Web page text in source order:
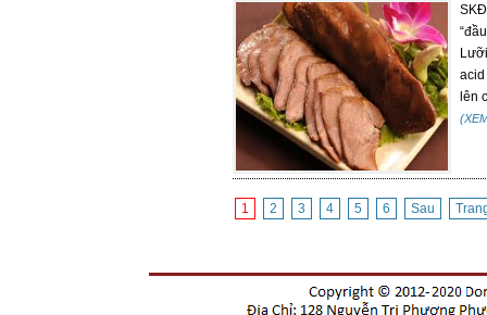
lên
1 2 3 4 5 6 Sau